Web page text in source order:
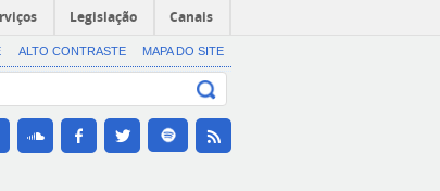
Legislação Canais
ALTO CONTRASTE MAPA DO SITE